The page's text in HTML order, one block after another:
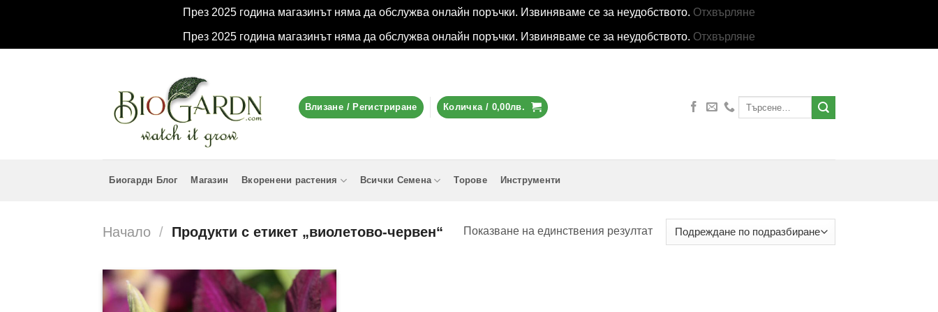
През 2025 година магазинът няма да обслужва онлайн поръчки. Извиняваме се за неудобството. Отхвърляне
През 2025 година магазинът няма да обслужва онлайн поръчки. Извиняваме се за неудобството. Отхвърляне
Влизане / Регистриране Количка / 0,00лв.
Биогардн Блог Магазин Вкоренени растения Всички Семена Торове Инструменти
Начало / Продукти с етикет „виолетово-червен“ Показване на единствения резултат